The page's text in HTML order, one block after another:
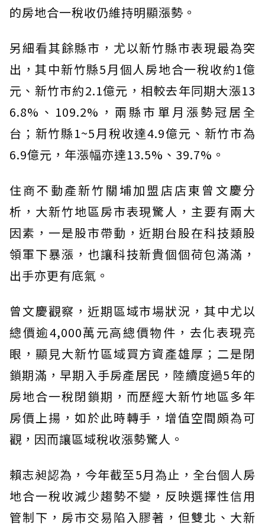
的房地合一稅收仍維持明顯漲勢。
另細看其餘縣市，尤以新竹縣市表現最為突
出，其中新竹縣5月個人房地合一稅收約1億
元、新竹市約2.1億元，相較去年同期大漲13
6.8%、109.2%，兩縣市單月漲勢冠居全
台；新竹縣1~5月稅收達4.9億元、新竹市為
6.9億元，年漲幅亦達13.5%、39.7%。
住商不動產新竹關埔加盟店店東曾文慶分
析，大新竹地區房市表現驚人，主要有兩大
因素，一是股市帶動，近期台股在科技類股
領軍下暴漲，也讓科技新貴個個荷包滿滿，
出手亦更有底氣。
曾文慶觀察，近期區域市場狀況，其中尤以
總價逾4,000萬元高總價物件，去化表現亮
眼，顯見大新竹區域買方資產雄厚；二是閉
鎖期滿，早期入手房產居民，陸續度過5年的
房地合一稅閉鎖期，而歷經大新竹地區多年
房價上揚，如於此時轉手，增值空間頗為可
觀，因而讓區域稅收漲勢驚人。
賴志昶認為，今年截至5月為止，全台個人房
地合一稅收減少趨勢不變，反映選擇性信用
管制下，房市交易陷入膠著，但雙北、大新